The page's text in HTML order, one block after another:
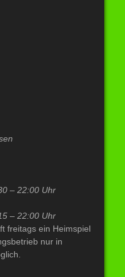
– 22:00 Uhr
– 22:00 Uhr
freitags ein Heimspiel
nur in